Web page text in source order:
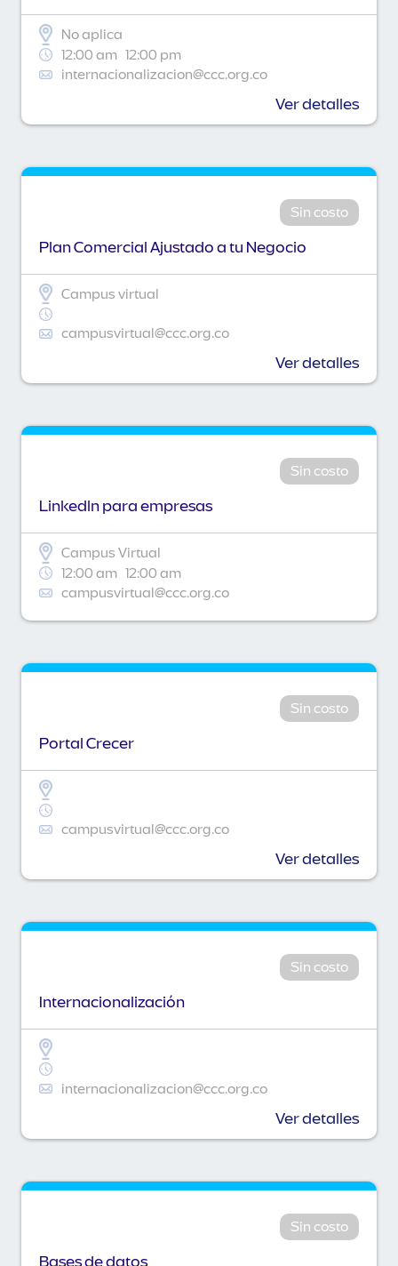
No aplica
12:00 am 12:00 pm
internacionalizacion@ccc.org.co
Ver detalles
Sin costo
Plan Comercial Ajustado a tu Negocio
Campus virtual
campusvirtual@ccc.org.co
Ver detalles
Sin costo
Linkedln para empresas
Campus Virtual
12:00 am 12:00 am
campusvirtual@ccc.org.co
Sin costo
Portal Crecer
campusvirtual@ccc.org.co
Ver detalles
Sin costo
Internacionalización
internacionalizacion@ccc.org.co
Ver detalles
Sin costo
Bases de datos